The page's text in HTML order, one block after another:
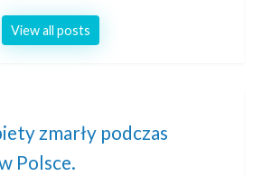
View all posts
zmarły podczas
Polsce.